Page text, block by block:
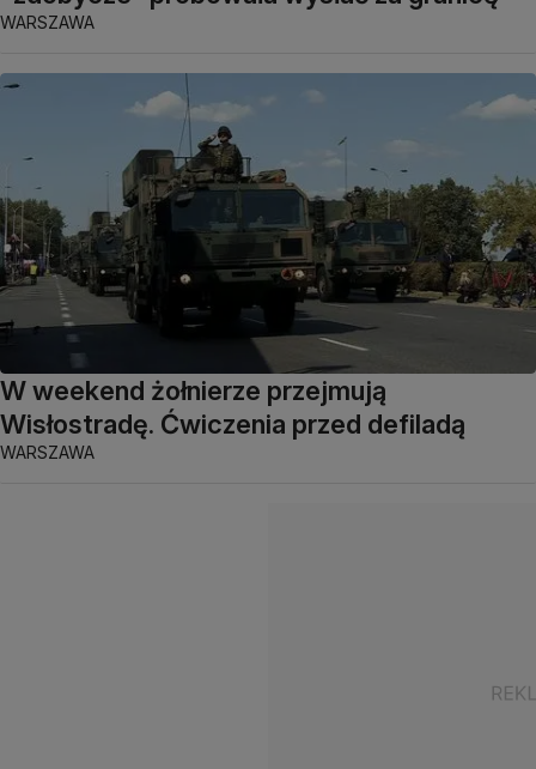
WARSZAWA
W weekend żołnierze przejmują
Wisłostradę. Ćwiczenia przed defiladą
WARSZAWA